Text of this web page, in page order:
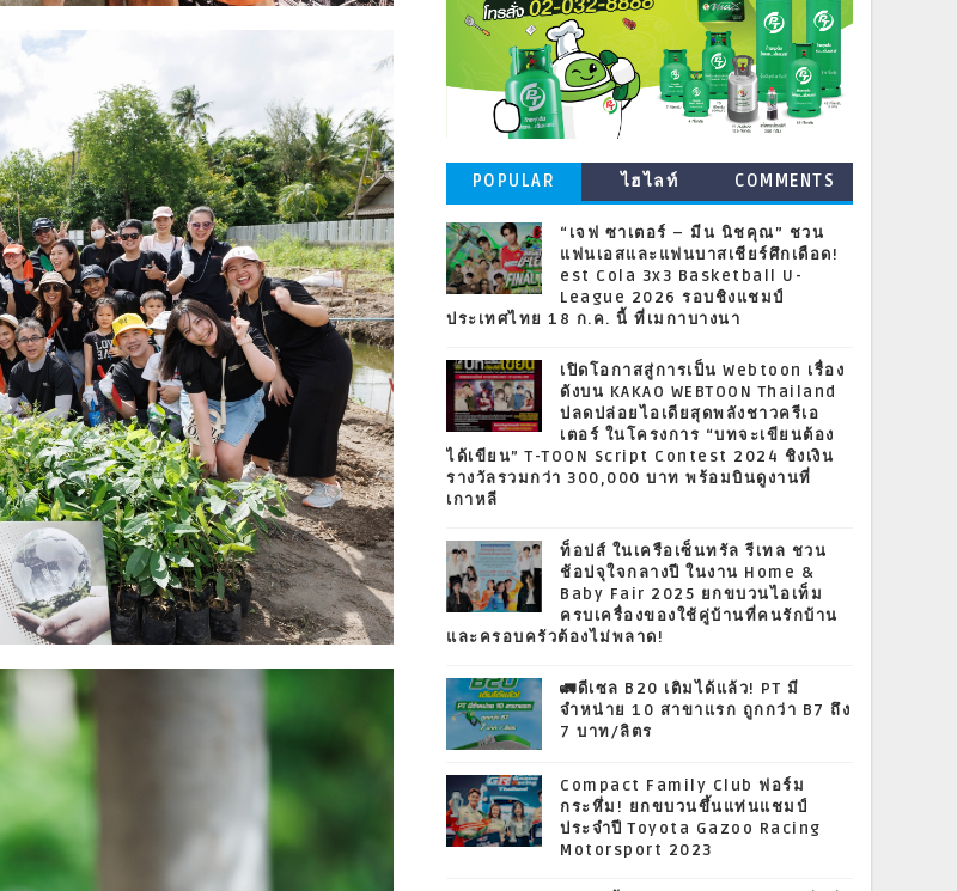
POPULAR ไฮไลท์ COMMENTS
“เจฟ ซาเตอร์ – มีน นิชคุณ” ชวน
แฟนเอสและแฟนบาสเชียร์ศึกเดือด!
est Cola 3x3 Basketball U-
League 2026 รอบชิงแชมป์
ประเทศไทย 18 ก.ค. นี้ ที่เมกาบางนา
เปิดโอกาสสู่การเป็น Webtoon เรื่อง
ดังบน KAKAO WEBTOON Thailand
ปลดปล่อยไอเดียสุดพลังชาวครีเอ
เตอร์ ในโครงการ “บทจะเขียนต้อง
ได้เขียน” T-TOON Script Contest 2024 ชิงเงิน
รางวัลรวมกว่า 300,000 บาท พร้อมบินดูงานที่
เกาหลี
ท็อปส์ ในเครือเซ็นทรัล รีเทล ชวน
ช้อปจุใจกลางปี ในงาน Home &
Baby Fair 2025 ยกขบวนไอเท็ม
ครบเครื่องของใช้คู่บ้านที่คนรักบ้าน
และครอบครัวต้องไม่พลาด!
🚛ดีเซล B20 เติมได้แล้ว! PT มี
จำหน่าย 10 สาขาแรก ถูกกว่า B7 ถึง
7 บาท/ลิตร
Compact Family Club ฟอร์ม
กระหึ่ม! ยกขบวนขึ้นแท่นแชมป์
ประจำปี Toyota Gazoo Racing
Motorsport 2023